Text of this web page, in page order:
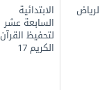
الابتدائية
السابعة عشر
لتحفيظ القرآن
الكريم 17